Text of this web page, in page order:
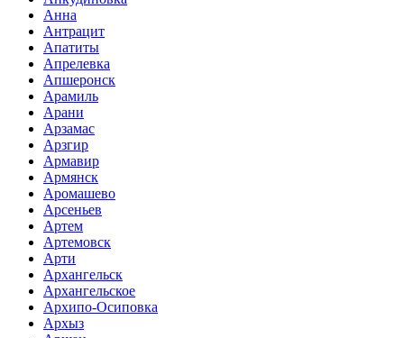
Анна
Антрацит
Апатиты
Апрелевка
Апшеронск
Арамиль
Арани
Арзамас
Арзгир
Армавир
Армянск
Аромашево
Арсеньев
Артем
Артемовск
Арти
Архангельск
Архангельское
Архипо-Осиповка
Архыз